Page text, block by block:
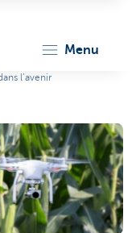
menu
l’avenir